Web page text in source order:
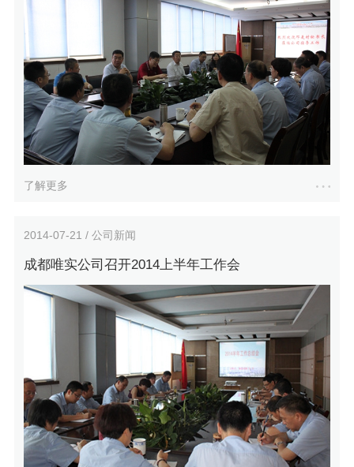
了解更多
2014-07-21 / 公司新闻
成都唯实公司召开2014上半年工作会